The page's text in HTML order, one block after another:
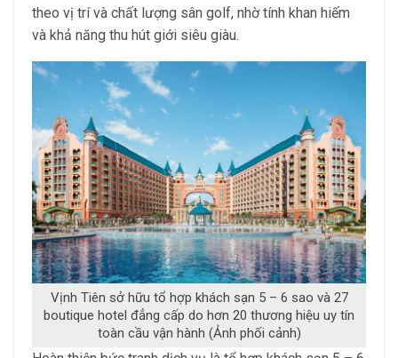
theo vị trí và chất lượng sân golf, nhờ tính khan hiếm
và khả năng thu hút giới siêu giàu.
Vịnh Tiên sở hữu tổ hợp khách sạn 5 – 6 sao và 27
boutique hotel đẳng cấp do hơn 20 thương hiệu uy tín
toàn cầu vận hành (Ảnh phối cảnh)